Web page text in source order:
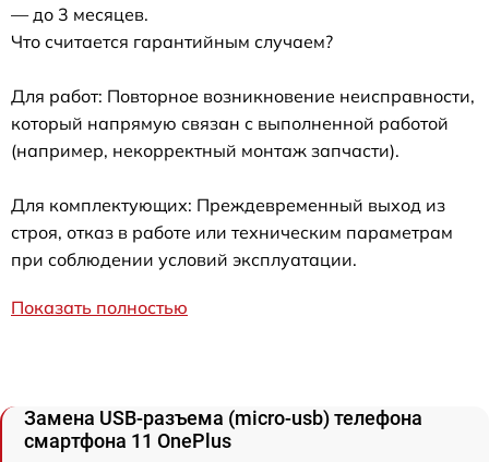
— до 3 месяцев.
Что считается гарантийным случаем?
Для работ: Повторное возникновение неисправности,
который напрямую связан с выполненной работой
(например, некорректный монтаж запчасти).
Для комплектующих: Преждевременный выход из
строя, отказ в работе или техническим параметрам
при соблюдении условий эксплуатации.
Показать полностью
Замена USB-разъема (micro-usb) телефона
смартфона 11 OnePlus